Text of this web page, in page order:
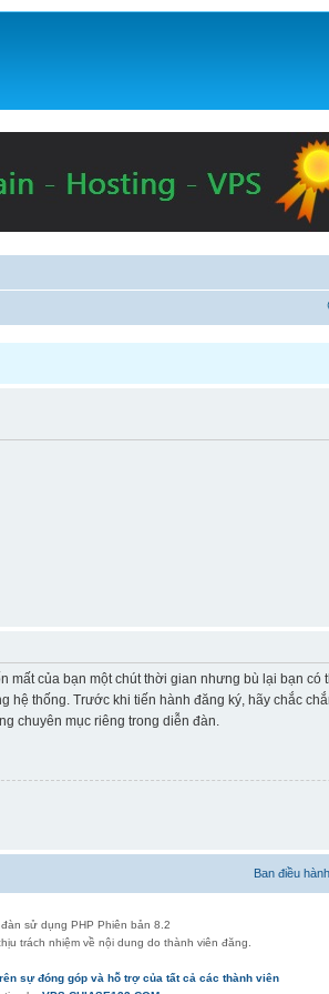
của bạn một chút thời gian nhưng bù lại bạn
thống. Trước khi tiến hành đăng ký, hãy chắc
chuyên mục riêng trong diễn đàn.
Ban điều hành
sử dụng PHP Phiên bản 8.2
trách nhiệm về nội dung do thành viên đăng.
sự đóng góp và hỗ trợ của tất cả các thành viên